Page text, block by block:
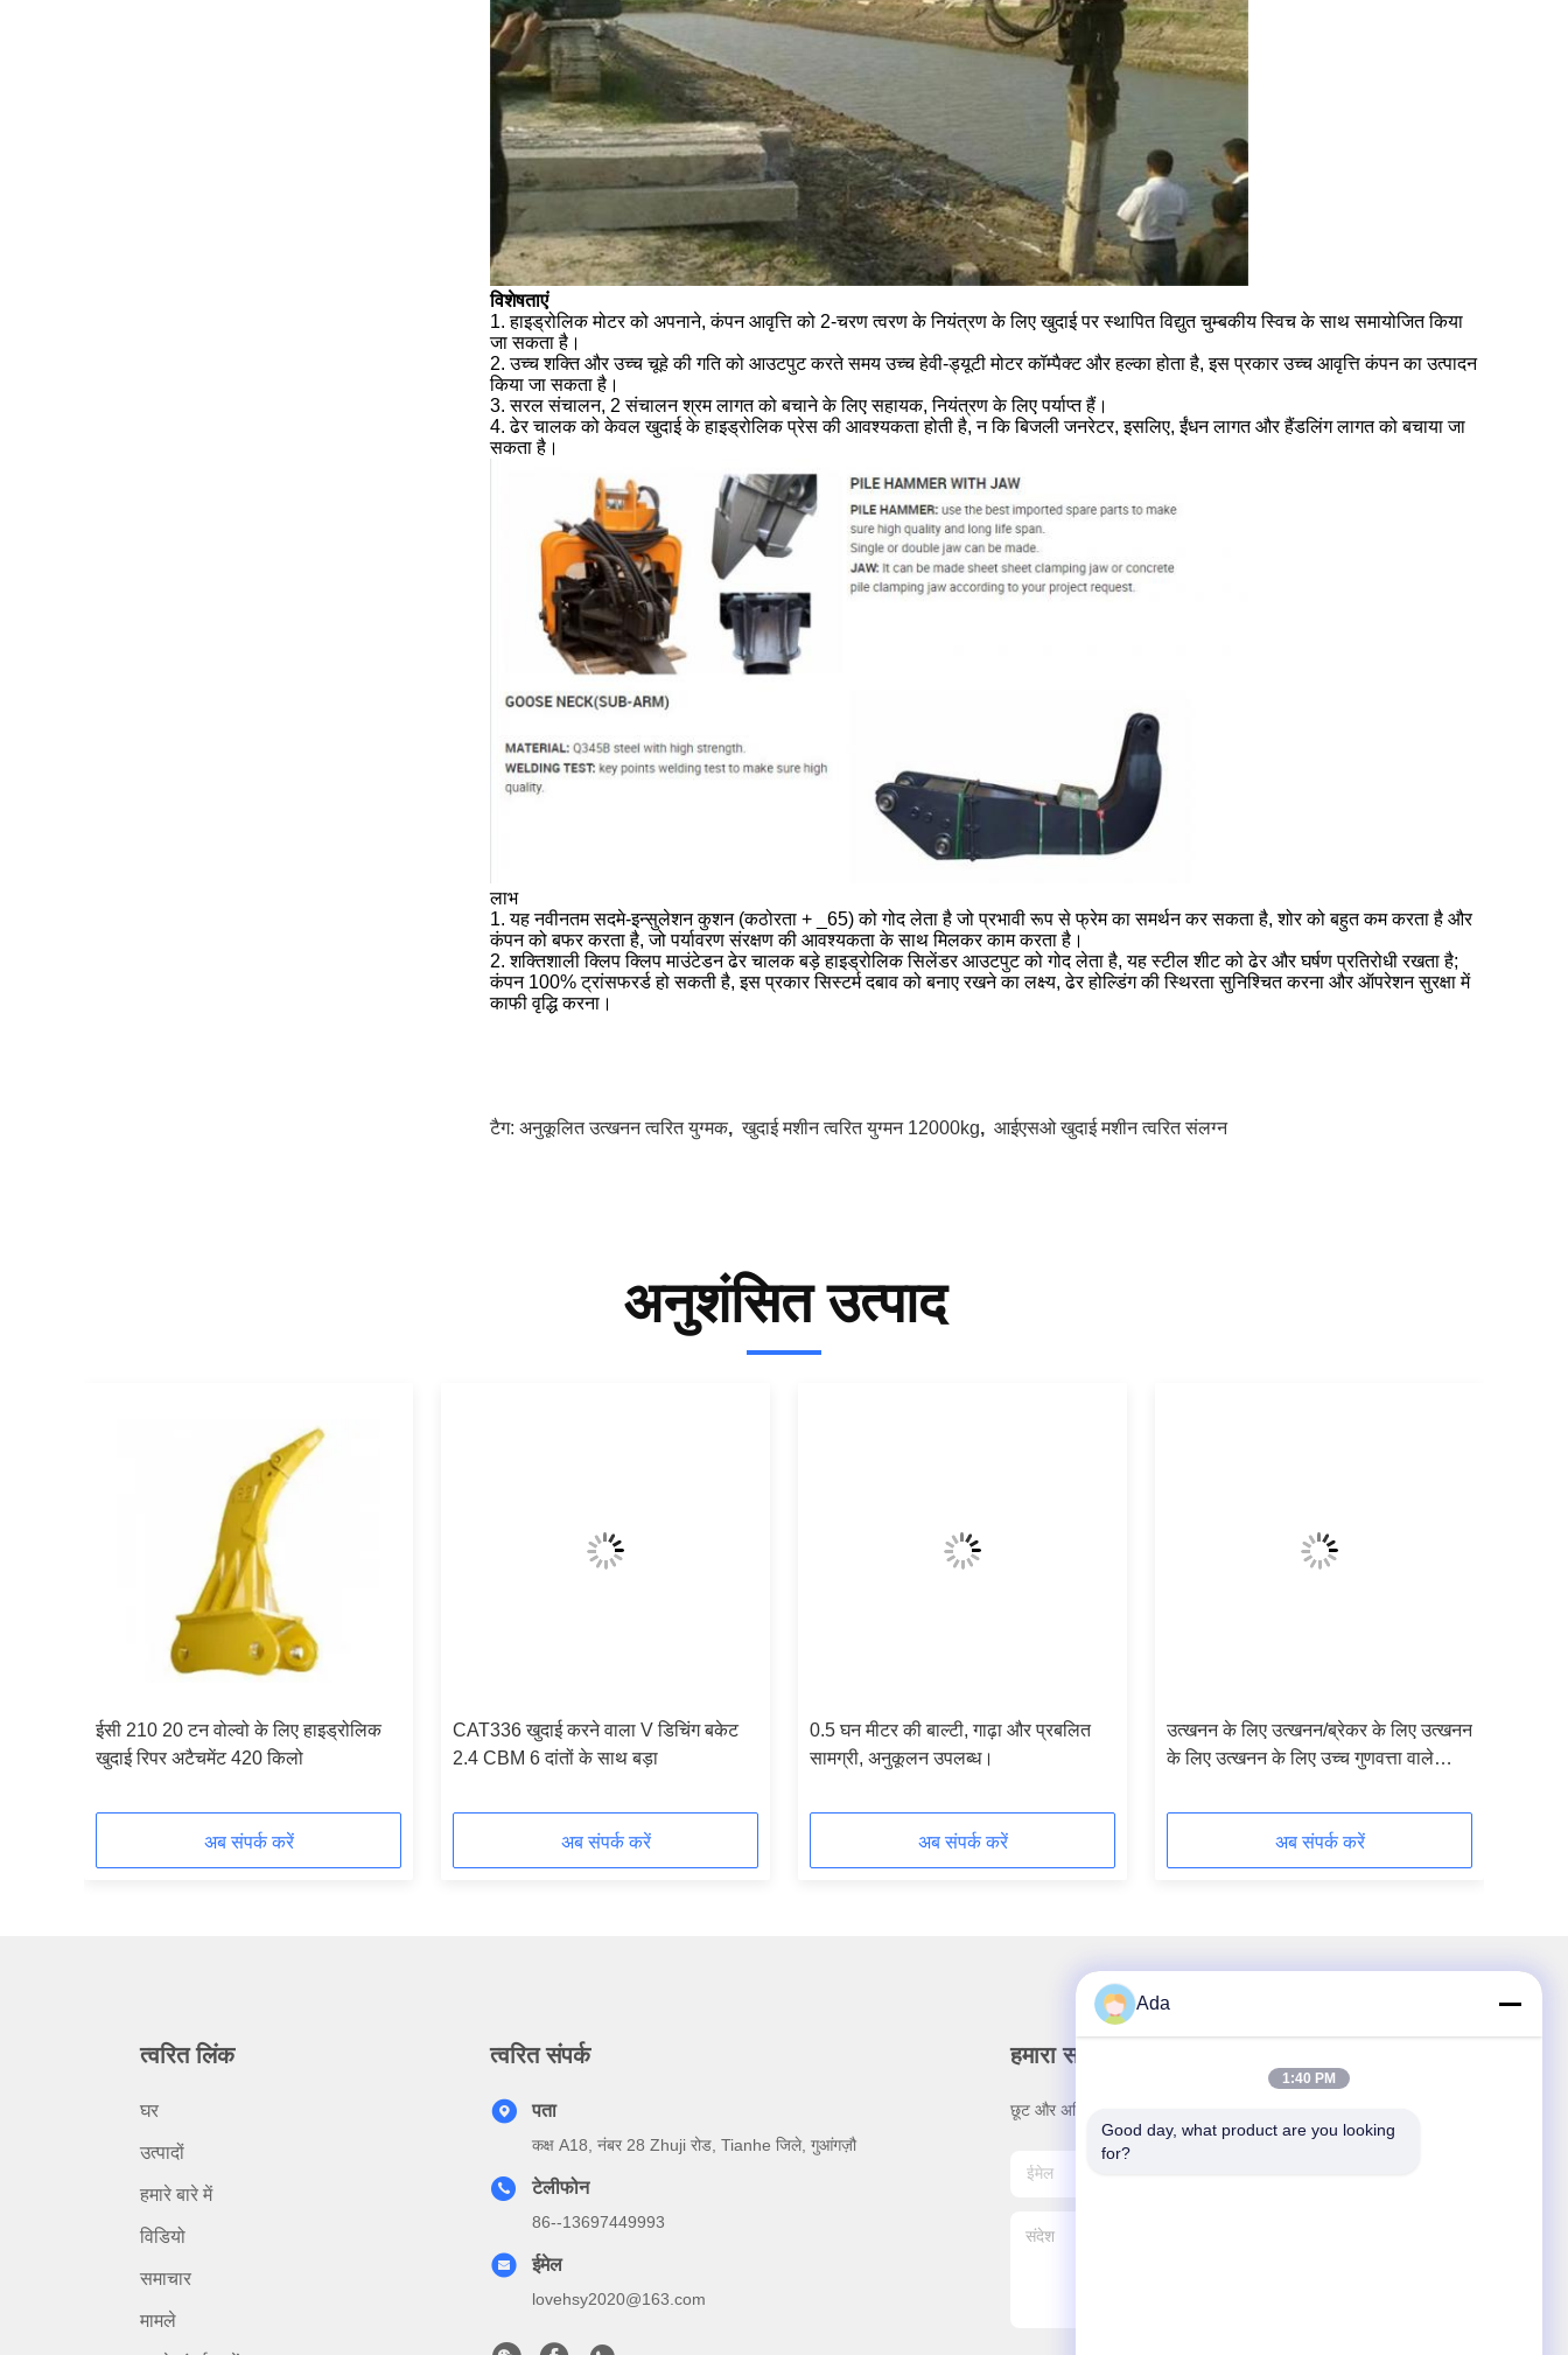
विशेषताएं
1. हाइड्रोलिक मोटर को अपनाने, कंपन आवृत्ति को 2-चरण त्वरण के नियंत्रण के लिए खुदाई पर स्थापित विद्युत चुम्बकीय स्विच के साथ समायोजित किया
जा सकता है।
2. उच्च शक्ति और उच्च चूहे की गति को आउटपुट करते समय उच्च हेवी-ड्यूटी मोटर कॉम्पैक्ट और हल्का होता है, इस प्रकार उच्च आवृत्ति कंपन का उत्पादन
किया जा सकता है।
3. सरल संचालन, 2 संचालन श्रम लागत को बचाने के लिए सहायक, नियंत्रण के लिए पर्याप्त हैं।
4. ढेर चालक को केवल खुदाई के हाइड्रोलिक प्रेस की आवश्यकता होती है, न कि बिजली जनरेटर, इसलिए, ईंधन लागत और हैंडलिंग लागत को बचाया जा
सकता है।
लाभ
1. यह नवीनतम सदमे-इन्सुलेशन कुशन (कठोरता + _65) को गोद लेता है जो प्रभावी रूप से फ्रेम का समर्थन कर सकता है, शोर को बहुत कम करता है और
कंपन को बफर करता है, जो पर्यावरण संरक्षण की आवश्यकता के साथ मिलकर काम करता है।
2. शक्तिशाली क्लिप क्लिप माउंटेडन ढेर चालक बड़े हाइड्रोलिक सिलेंडर आउटपुट को गोद लेता है, यह स्टील शीट को ढेर और घर्षण प्रतिरोधी रखता है;
कंपन 100% ट्रांसफरर्ड हो सकती है, इस प्रकार सिस्टर्म दबाव को बनाए रखने का लक्ष्य, ढेर होल्डिंग की स्थिरता सुनिश्चित करना और ऑपरेशन सुरक्षा में
काफी वृद्धि करना।
टैग: अनुकूलित उत्खनन त्वरित युग्मक,खुदाई मशीन त्वरित युग्मन 12000kg, आईएसओ खुदाई मशीन त्वरित संलग्न
अनुशंसित उत्पाद
ईसी 210 20 टन वोल्वो के लिए हाइड्रोलिक
खुदाई रिपर अटैचमेंट 420 किलो
अब संपर्क करें
CAT336 खुदाई करने वाला V डिचिंग बकेट
2.4 CBM 6 दांतों के साथ बड़ा
अब संपर्क करें
0.5 घन मीटर की बाल्टी, गाढ़ा और प्रबलित
सामग्री, अनुकूलन उपलब्ध।
अब संपर्क करें
उत्खनन के लिए उत्खनन/ब्रेकर के लिए उत्खनन
के लिए उत्खनन के लिए उच्च गुणवत्ता वाले
अब संपर्क करें
त्वरित लिंक
घर
उत्पादों
हमारे बारे में
विडियो
समाचार
मामले
त्वरित संपर्क
पता
कक्ष A18, नंबर 28 Zhuji रोड, Tianhe जिले, गुआंगज़ौ
टेलीफोन
86--13697449993
ईमेल
lovehsy2020@163.com
हमारा समाचार पत्र
छूट और अधिक के लिए हमारे न्यूज़लेटर की सदस्यता लें।
Ada
1:40 PM
Good day, what product are you looking
for?